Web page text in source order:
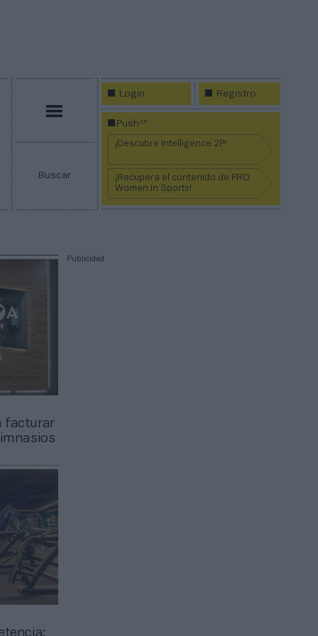
Buscar
Login Registro
Push2P
¡Descubre Intelligence 2P!
¡Recupera el contenido de PRO
Women in Sports!
facturar
Publicidad